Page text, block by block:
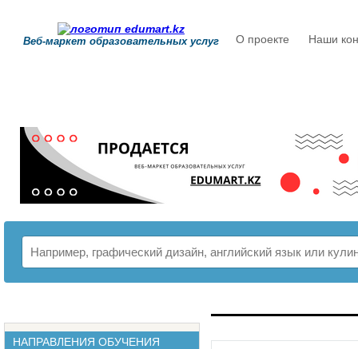
Веб-маркет образовательных услуг О проекте Наши
НАПРАВЛЕНИЯ ОБУЧЕНИЯ